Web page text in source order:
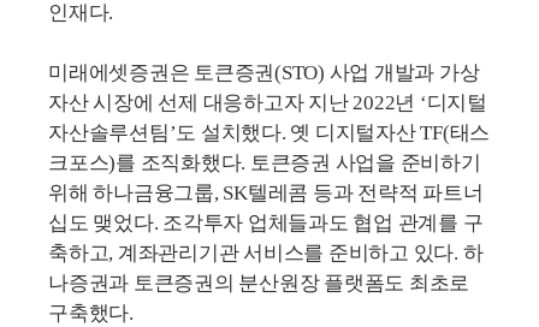
인재다.
미래에셋증권은 토큰증권(STO) 사업 개발과 가상
자산 시장에 선제 대응하고자 지난 2022년 ‘디지털
자산솔루션팀’도 설치했다. 옛 디지털자산 TF(태스
크포스)를 조직화했다. 토큰증권 사업을 준비하기
위해 하나금융그룹, SK텔레콤 등과 전략적 파트너
십도 맺었다. 조각투자 업체들과도 협업 관계를 구
축하고, 계좌관리기관 서비스를 준비하고 있다. 하
나증권과 토큰증권의 분산원장 플랫폼도 최초로
구축했다.